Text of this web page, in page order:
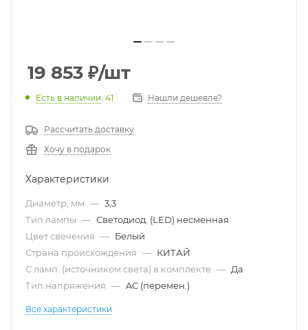
19 853 ₽/шт
Есть в наличии: 41 Нашли дешевле?
Рассчитать доставку
Хочу в подарок
Характеристики
Диаметр, мм — 3,3
Тип лампы — Светодиод. (LED) несменная
Цвет свечения — Белый
Страна происхождения — КИТАЙ
С ламп. (источником света) в комплекте — Да
Тип напряжения — AC (перемен.)
Все характеристики